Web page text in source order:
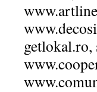
getlokal.ro,